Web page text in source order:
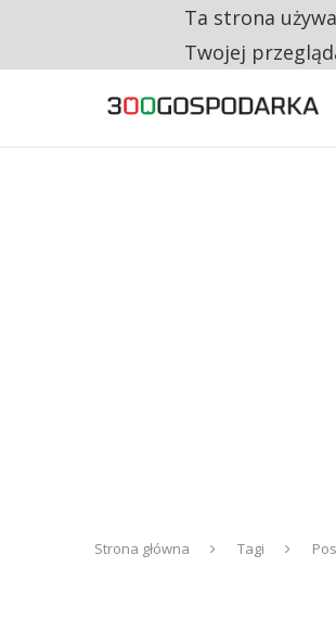
RESTRYKCJE CHIN
Strona główna Tagi
Ta strona
Twojej